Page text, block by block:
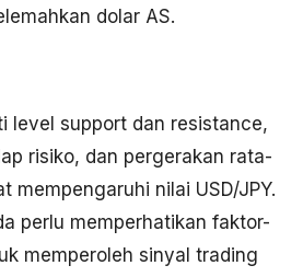
dolar AS.
level support dan resistance,
risiko, dan pergerakan rata-
mempengaruhi nilai USD/JPY.
perlu memperhatikan faktor-
memperoleh sinyal trading